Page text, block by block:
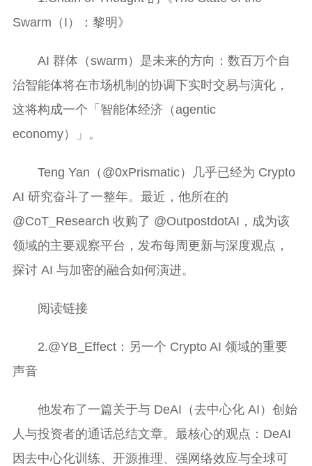
Swarm（I）：黎明》
AI 群体（swarm）是未来的方向：数百万个自
治智能体将在市场机制的协调下实时交易与演化，
这将构成一个「智能体经济（agentic
economy）」。
Teng Yan（@0xPrismatic）几乎已经为 Crypto
AI 研究奋斗了一整年。最近，他所在的
@CoT_Research 收购了 @OutpostdotAI，成为该
领域的主要观察平台，发布每周更新与深度观点，
探讨 AI 与加密的融合如何演进。
阅读链接
2.@YB_Effect：另一个 Crypto AI 领域的重要
声音
他发布了一篇关于与 DeAI（去中心化 AI）创始
人与投资者的通话总结文章。最核心的观点：DeAI
因去中心化训练、开源推理、强网络效应与全球可